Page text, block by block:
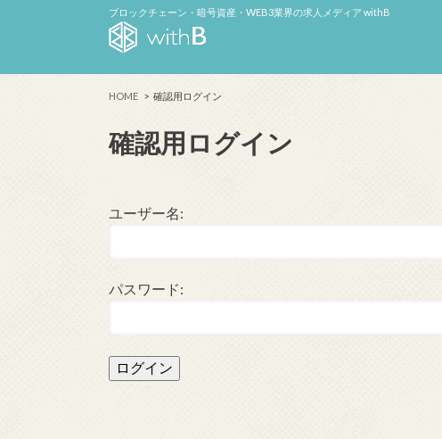
ブロックチェーン・暗号資産・WEB3業界の求人メディア withB
HOME 確認用ログイン
確認用ログイン
ユーザー名:
パスワード: